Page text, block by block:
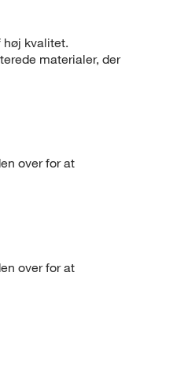
høj kvalitet.
materialer, der
over for at
over for at